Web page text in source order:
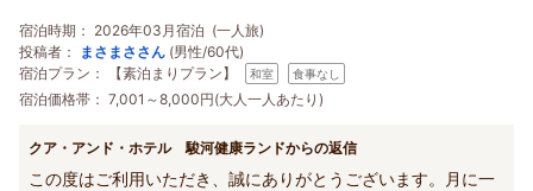
宿泊時期： 2026年03月宿泊 (一人旅)
投稿者：
まさまささん (男性/60代)
宿泊プラン：
【素泊まりプラン】 和室 食事なし
宿泊価格帯： 7,001～8,000円(大人一人あたり)
クア・アンド・ホテル 駿河健康ランドからの返信
この度はご利用いただき、誠にありがとうございます。月に一